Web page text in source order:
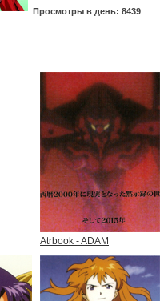
Просмотры в день: 8439
Atrbook - ADAM